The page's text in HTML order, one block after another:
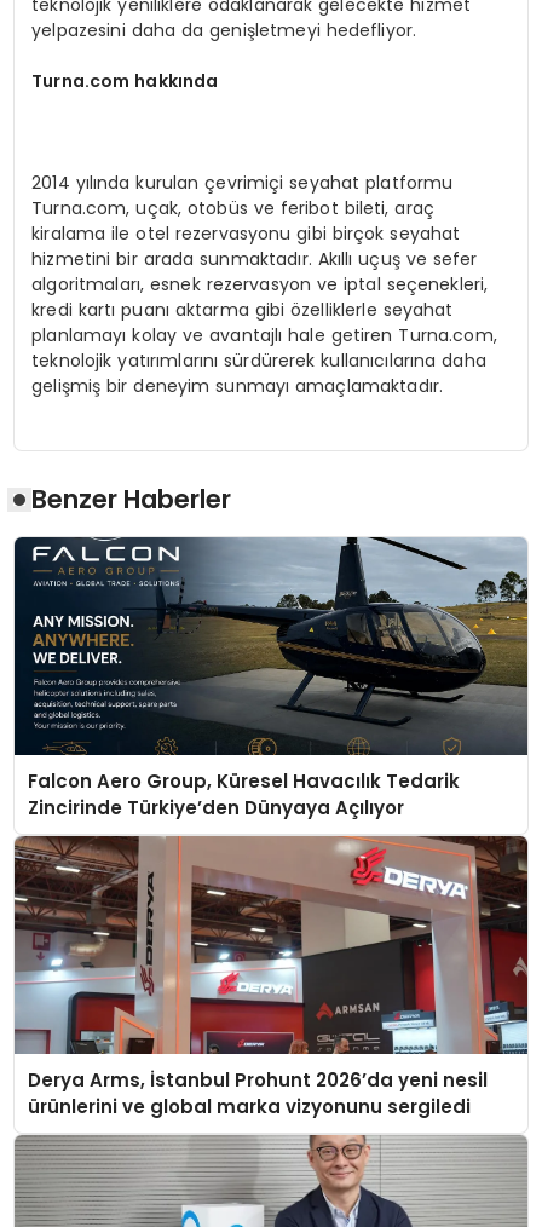
teknolojik yeniliklere odaklanarak gelecekte hizmet
yelpazesini daha da genişletmeyi hedefliyor.
Turna.com hakkında
2014 yılında kurulan çevrimiçi seyahat platformu
Turna.com, uçak, otobüs ve feribot bileti, araç
kiralama ile otel rezervasyonu gibi birçok seyahat
hizmetini bir arada sunmaktadır. Akıllı uçuş ve sefer
algoritmaları, esnek rezervasyon ve iptal seçenekleri,
kredi kartı puanı aktarma gibi özelliklerle seyahat
planlamayı kolay ve avantajlı hale getiren Turna.com,
teknolojik yatırımlarını sürdürerek kullanıcılarına daha
gelişmiş bir deneyim sunmayı amaçlamaktadır.
Benzer Haberler
Falcon Aero Group, Küresel Havacılık Tedarik
Zincirinde Türkiye’den Dünyaya Açılıyor
Derya Arms, İstanbul Prohunt 2026’da yeni nesil
ürünlerini ve global marka vizyonunu sergiledi